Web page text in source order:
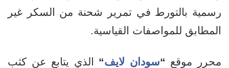
رسمية بالتورط في تمرير شحنة من السكر غير
المطابق للمواصفات القياسية.
محرر موقع “سودان لايف“ الذي يتابع عن كثب